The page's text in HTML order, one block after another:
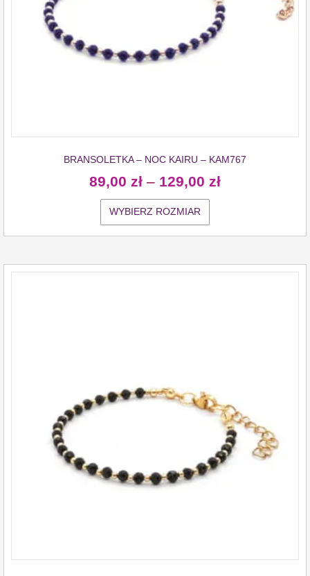
BRANSOLETKA – NOC KAIRU – KAM767
89,00 zł – 129,00 zł
WYBIERZ ROZMIAR